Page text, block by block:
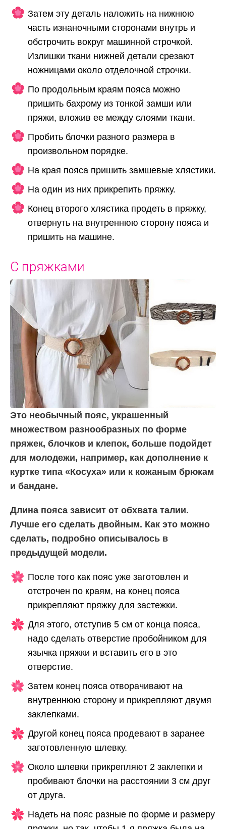
Затем эту деталь наложить на нижнюю
часть изнаночными сторонами внутрь и
обстрочить вокруг машинной строчкой.
Излишки ткани нижней детали срезают
ножницами около отделочной строчки.
По продольным краям пояса можно
пришить бахрому из тонкой замши или
пряжи, вложив ее между слоями ткани.
Пробить блочки разного размера в
произвольном порядке.
На края пояса пришить замшевые хлястики.
На один из них прикрепить пряжку.
Конец второго хлястика продеть в пряжку,
отвернуть на внутреннюю сторону пояса и
пришить на машине.
С пряжками
Это необычный пояс, украшенный
множеством разнообразных по форме
пряжек, блочков и клепок, больше подойдет
для молодежи, например, как дополнение к
куртке типа «Косуха» или к кожаным брюкам
и бандане.
Длина пояса зависит от обхвата талии.
Лучше его сделать двойным. Как это можно
сделать, подробно описывалось в
предыдущей модели.
После того как пояс уже заготовлен и
отстрочен по краям, на конец пояса
прикрепляют пряжку для застежки.
Для этого, отступив 5 см от конца пояса,
надо сделать отверстие пробойником для
язычка пряжки и вставить его в это
отверстие.
Затем конец пояса отворачивают на
внутреннюю сторону и прикрепляют двумя
заклепками.
Другой конец пояса продевают в заранее
заготовленную шлевку.
Около шлевки прикрепляют 2 заклепки и
пробивают блочки на расстоянии 3 см друг
от друга.
Надеть на пояс разные по форме и размеру